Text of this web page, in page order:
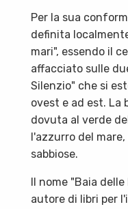
Per la sua
definita
mari", essendo il
affacciato sulle
Silenzio" che si
ovest e ad est. La
dovuta al verde
l'azzurro del
sabbiose.
Il nome "Baia
autore di libri per